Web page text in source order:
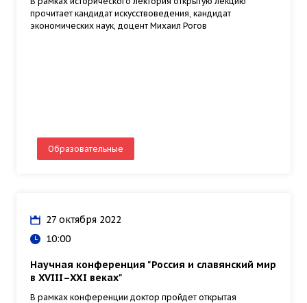
прочитает кандидат искусствоведения, кандидат
экономических наук, доцент Михаил Рогов
Образовательные
27 октября 2022
10:00
Научная конференция "Россия и славянский мир
в XVIII–XXI веках"
В рамках конференции доктор пройдет открытая